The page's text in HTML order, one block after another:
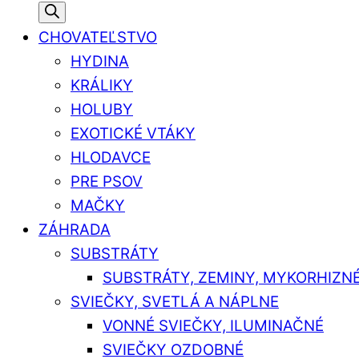
CHOVATEĽSTVO
HYDINA
KRÁLIKY
HOLUBY
EXOTICKÉ VTÁKY
HLODAVCE
PRE PSOV
MAČKY
ZÁHRADA
SUBSTRÁTY
SUBSTRÁTY, ZEMINY,
SVIEČKY, SVETLÁ A NÁPLNE
VONNÉ SVIEČKY, ILUMINAČNÉ
SVIEČKY OZDOBNÉ